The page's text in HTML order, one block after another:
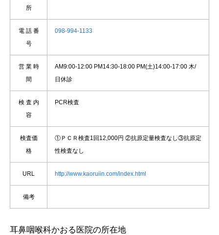
所
電 話 番
号
098-994-1133
営 業 時
間
AM9:00-12:00 PM14:30-18:00 PM(土)14:00-17:00 木/
日休診
検 査 内
容
PCR検査
検査価
格
①ＰＣＲ検査1回12,000円 ②抗原定量検査なし③抗原定
性検査なし
URL http://www.kaoruiin.com/index.html
備考
耳鼻咽喉科かおる医院の所在地